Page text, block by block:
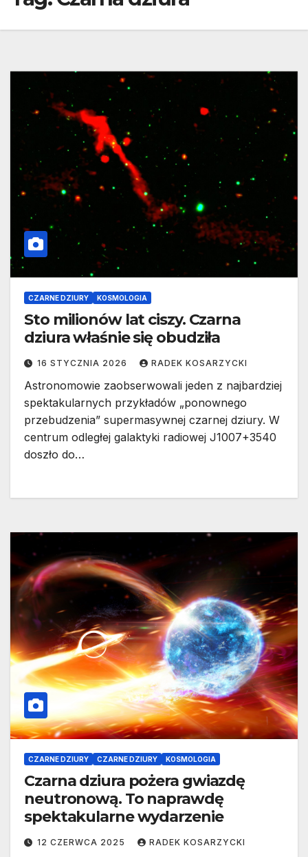
CZARNE DZIURY KOSMOLOGIA
Sto milionów lat ciszy. Czarna
dziura właśnie się obudziła
16 STYCZNIA 2026 RADEK KOSARZYCKI
Astronomowie zaobserwowali jeden z najbardziej
spektakularnych przykładów „ponownego
przebudzenia” supermasywnej czarnej dziury. W
centrum odległej galaktyki radiowej J1007+3540
doszło do…
CZARNE DZIURY CZARNE DZIURY KOSMOLOGIA
Czarna dziura pożera gwiazdę
neutronową. To naprawdę
spektakularne wydarzenie
12 CZERWCA 2025 RADEK KOSARZYCKI